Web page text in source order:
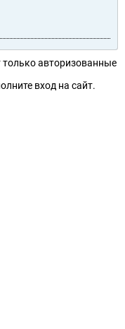
авторизованные
вход на сайт.